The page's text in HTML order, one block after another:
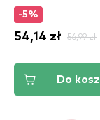
-5%
54,14 zł 56,99 zł
Do